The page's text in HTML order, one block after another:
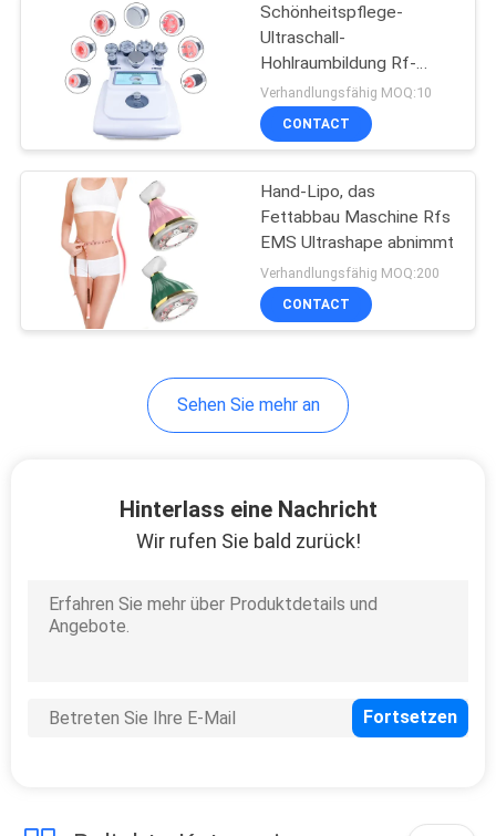
Schönheitspflege-
Ultraschall-
Hohlraumbildung Rf-
Maschine S formen
Hohlraumbildungs-
Maschine
Verhandlungsfähig MOQ:10
CONTACT
Hand-Lipo, das
Fettabbau Maschine Rfs
EMS Ultrashape abnimmt
Verhandlungsfähig MOQ:200
CONTACT
Sehen Sie mehr an
Hinterlass eine Nachricht
Wir rufen Sie bald zurück!